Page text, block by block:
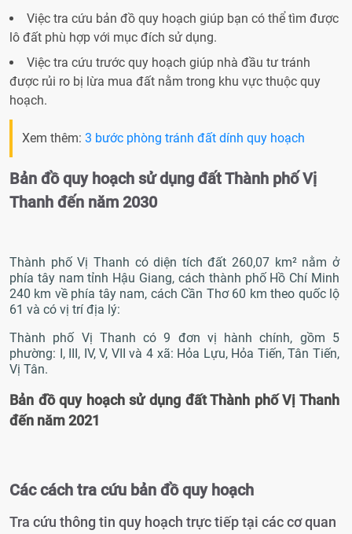
Việc tra cứu bản đồ quy hoạch giúp bạn có thể tìm được
lô đất phù hợp với mục đích sử dụng.
Việc tra cứu trước quy hoạch giúp nhà đầu tư tránh
được rủi ro bị lừa mua đất nằm trong khu vực thuộc quy
hoạch.
Xem thêm: 3 bước phòng tránh đất dính quy hoạch
Bản đồ quy hoạch sử dụng đất Thành phố Vị
Thanh đến năm 2030
Thành phố Vị Thanh có diện tích đất 260,07 km² nằm ở
phía tây nam tỉnh Hậu Giang, cách thành phố Hồ Chí Minh
240 km về phía tây nam, cách Cần Thơ 60 km theo quốc lộ
61 và có vị trí địa lý:
Thành phố Vị Thanh có 9 đơn vị hành chính, gồm 5
phường: I, III, IV, V, VII và 4 xã: Hỏa Lựu, Hỏa Tiến, Tân Tiến,
Vị Tân.
Bản đồ quy hoạch sử dụng đất Thành phố Vị Thanh
đến năm 2021
Các cách tra cứu bản đồ quy hoạch
Tra cứu thông tin quy hoạch trực tiếp tại các cơ quan